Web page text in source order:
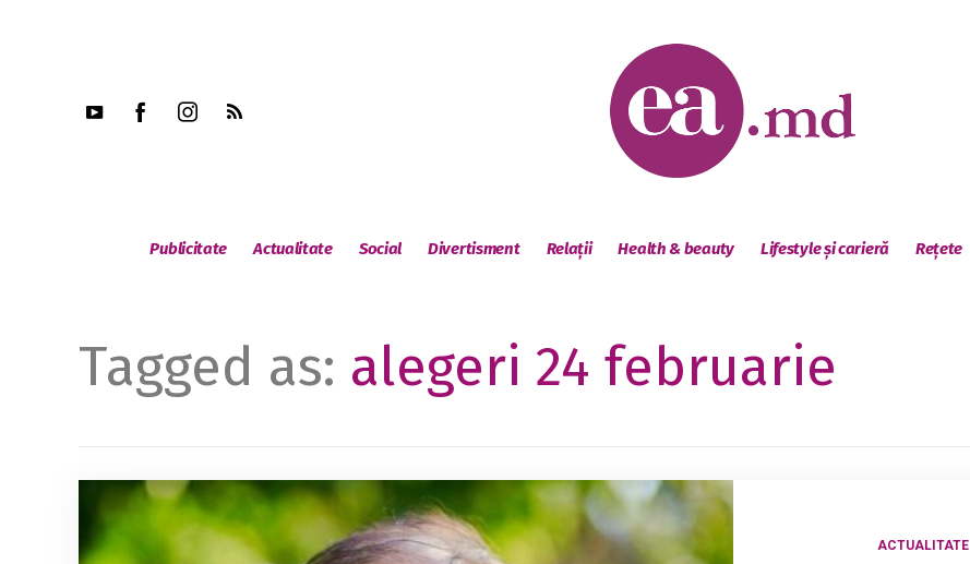
Publicitate Actualitate Social Divertisment Relații Health & beauty Lifestyle și carieră Rețete
Tagged as: alegeri 24 februarie
ACTUALITATE